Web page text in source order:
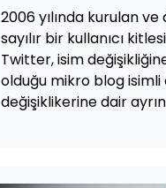
2006 yılında kurulan ve
sayılır bir kullanıcı
Twitter, isim
olduğu mikro blog isimli
değişiklikerine dair